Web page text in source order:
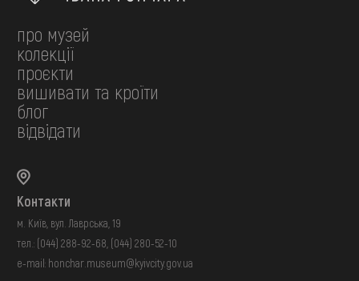
про музей
колекції
проєкти
вишивати та кроїти
блог
відвідати
Контакти
м. Київ, вул. Лаврська, 19
тел.: (044) 288-92-68 (044) 280-52-10
e-mail: honchar.museum@kyivcity.gov.ua